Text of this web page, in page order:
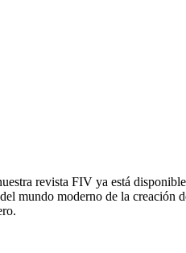
revista FIV ya está
mundo moderno de la creación